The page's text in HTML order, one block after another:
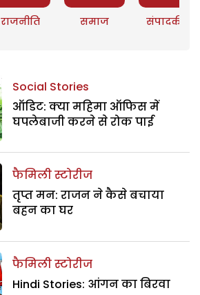
राजनीति समाज संपादकीय
Social Stories
ऑडिट: क्या महिमा ऑफिस में
घपलेबाजी करने से रोक पाई
फैमिली स्टोरीज
तृप्त मन: राजन ने कैसे बचाया
बहन का घर
फैमिली स्टोरीज
Hindi Stories: आंगन का बिरवा